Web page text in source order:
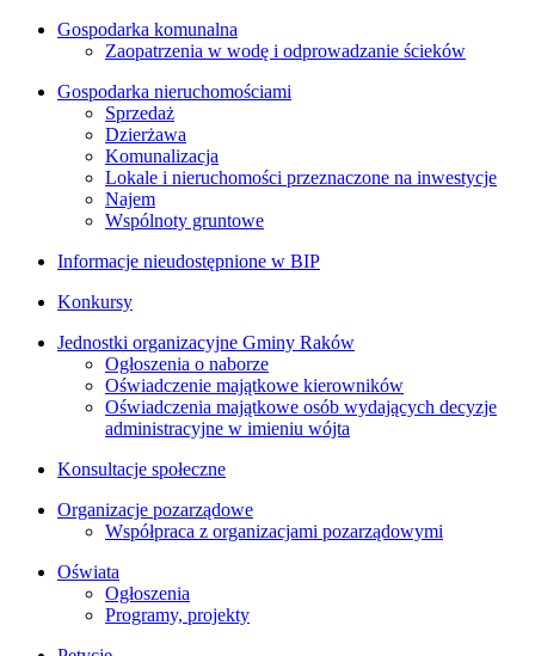
Gospodarka komunalna
Zaopatrzenia w wodę i odprowadzanie ścieków
Gospodarka nieruchomościami
Sprzedaż
Dzierżawa
Komunalizacja
Lokale i nieruchomości przeznaczone na inwestycje
Najem
Wspólnoty gruntowe
Informacje nieudostępnione w BIP
Konkursy
Jednostki organizacyjne Gminy Raków
Ogłoszenia o naborze
Oświadczenie majątkowe kierowników
Oświadczenia majątkowe osób wydających decyzje
administracyjne w imieniu wójta
Konsultacje społeczne
Organizacje pozarządowe
Współpraca z organizacjami pozarządowymi
Oświata
Ogłoszenia
Programy, projekty